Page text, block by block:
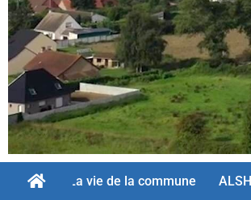
La vie de la commune ALSH